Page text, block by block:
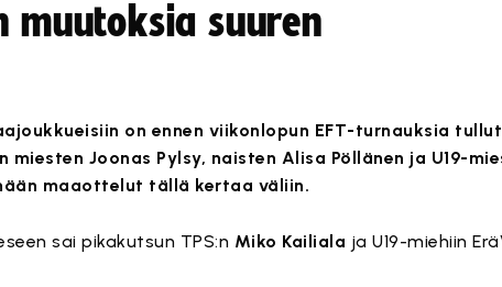
muutoksia suuren
on ennen viikonlopun EFT-turnauksia
Joonas Pylsy, naisten Alisa Pöllänen ja U19-
maaottelut tällä kertaa väliin.
sai pikakutsun TPS:n Miko Kailiala ja U19-miehiin